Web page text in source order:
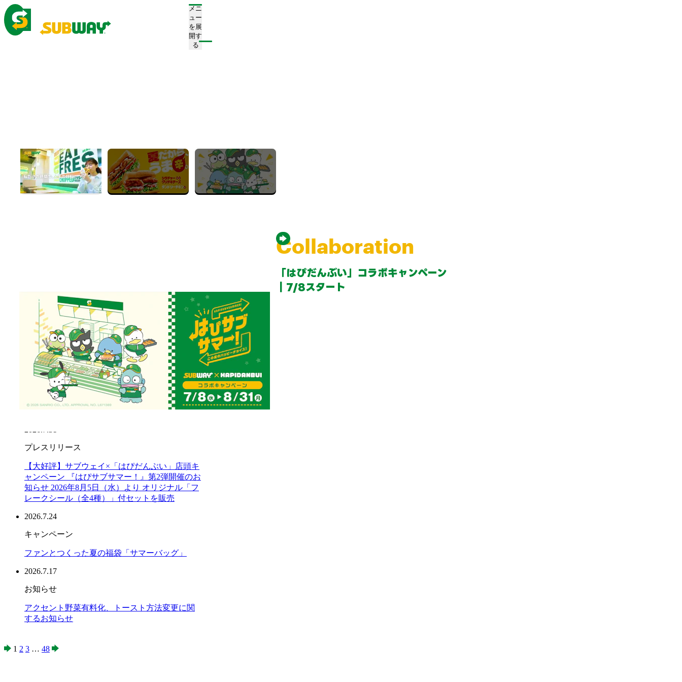
Collaboration
「はぴだんぶい」コラボキャンペーン
｜7/8スタート
メニ
ュー
を展
開す
る
すべて
プレスリリース
お知らせ
キャンペーン
新店舗情報
2026.8.7
お知らせ
「サマーバッグ」沖縄県内3店舗での販売開始延
期のお知らせ（※8月7日時点）
2026.8.7
お知らせ
「令和8年熊本地震」の影響による一部店舗営業
2026.7.31
プレスリリース
【大好評】サブウェイ×「はぴだんぶい」店頭キ
ャンペーン 『はぴサブサマー！』第2弾開催のお
知らせ 2026年8月5日（水）より オリジナル「フ
レークシール（全4種）」付セットを販売
2026.7.24
キャンペーン
ファンとつくった夏の福袋「サマーバッグ」
2026.7.17
お知らせ
アクセント野菜有料化、トースト方法変更に関
するお知らせ
1 2 3 … 48